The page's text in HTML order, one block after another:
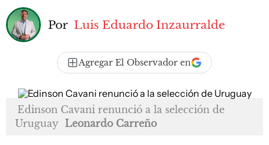
Por Luis Eduardo Inzaurralde
Agregar El Observador en
Edinson Cavani renunció a la selección de
Uruguay Leonardo Carreño